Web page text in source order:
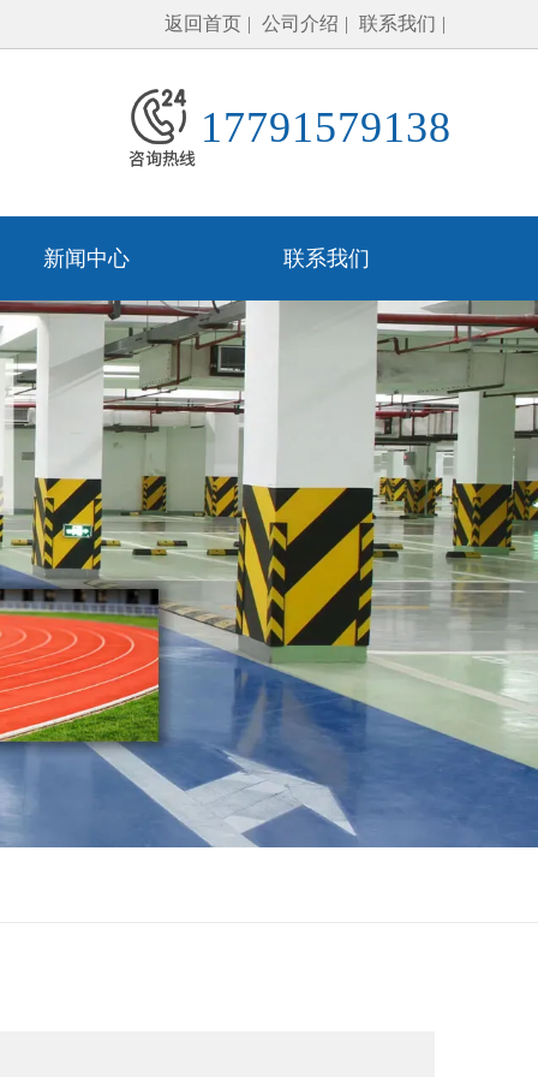
返回首页 公司介绍 联系我们
17791579138
新闻中心 联系我们